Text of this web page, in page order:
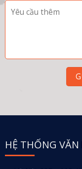
HỆ THỐNG VĂN